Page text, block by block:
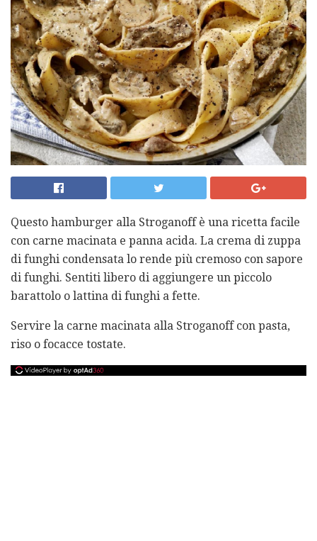
Questo hamburger alla Stroganoff è una ricetta facile
con carne macinata e panna acida. La crema di zuppa
di funghi condensata lo rende più cremoso con sapore
di funghi. Sentiti libero di aggiungere un piccolo
barattolo o lattina di funghi a fette.
Servire la carne macinata alla Stroganoff con pasta,
riso o focacce tostate.